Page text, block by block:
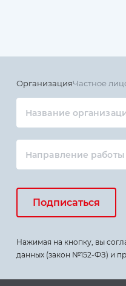
ОрганизацияЧастное
Название
Направление работы
Подписаться
Нажимая на кнопку, вы
данных (закон №152-ФЗ) и